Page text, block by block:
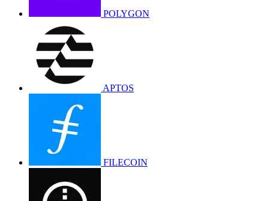
POLYGON
APTOS
FILECOIN